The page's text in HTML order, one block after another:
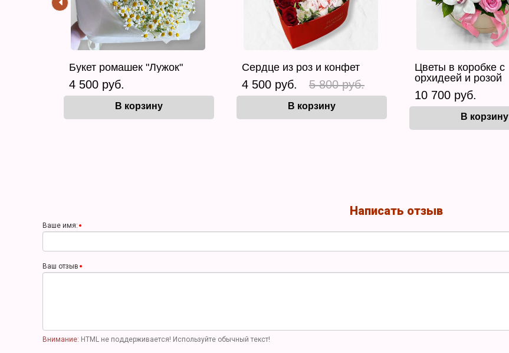
Букет ромашек "Лужок"
4 500 руб.
В корзину
Сердце из роз и конфет
4 500 руб. 5 800 руб.
В корзину
Цветы в коробке с
орхидеей и розой
10 700 руб.
В корзину
Написать отзыв
Ваше имя:
Ваш отзыв
Внимание: HTML не поддерживается! Используйте обычный текст!